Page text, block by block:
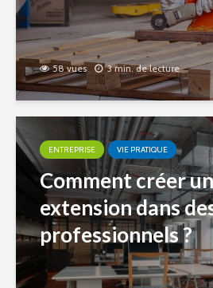
58 vues 3 min. de lecture
ENTREPRISE VIE PRATIQUE
Comment créer
extension dans
professionnels ?